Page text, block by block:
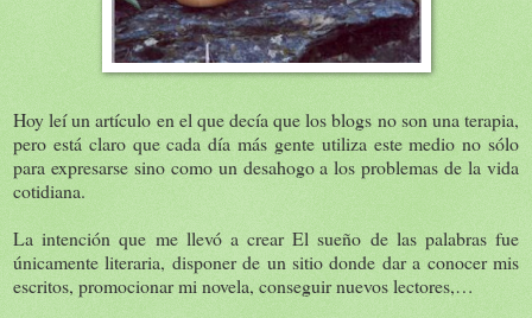
Hoy leí un artículo en el que decía que los blogs no son una terapia,
pero está claro que cada día más gente utiliza este medio no sólo
para expresarse sino como un desahogo a los problemas de la vida
cotidiana.
La intención que me llevó a crear El sueño de las palabras fue
únicamente literaria, disponer de un sitio donde dar a conocer mis
escritos, promocionar mi novela, conseguir nuevos lectores,…